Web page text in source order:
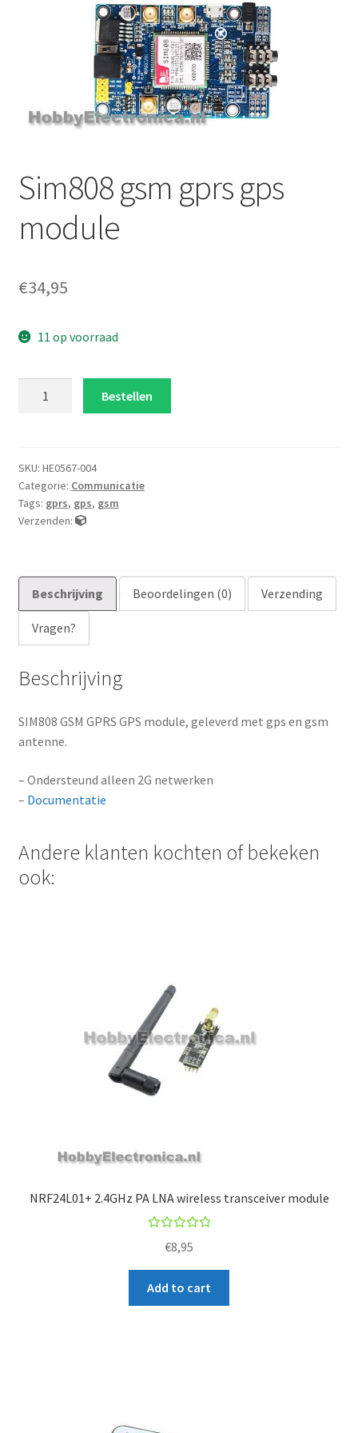
Sim808 gsm gprs gps
module
€34,95
11 op voorraad
module
aantal
Bestellen
SKU: HE0567-004
Categorie: Communicatie
Tags: gprs, gps, gsm
Verzenden:
Beschrijving Beoordelingen (0) Verzending
Vragen?
Beschrijving
SIM808 GSM GPRS GPS module, geleverd met gps en gsm
antenne.
– Ondersteund alleen 2G netwerken
– Documentatie
Andere klanten kochten of bekeken
ook:
NRF24L01+ 2.4GHz PA LNA wireless transceiver module
out
of 5
€8,95
Add to cart